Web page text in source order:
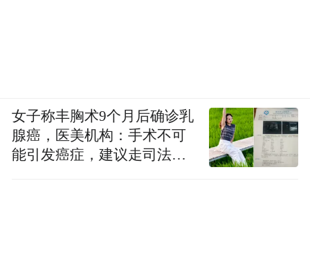
女子称丰胸术9个月后确诊乳
腺癌，医美机构：手术不可
能引发癌症，建议走司法途